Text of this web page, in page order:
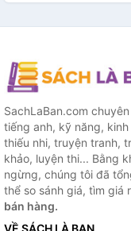
SachLaBan.com
tiếng anh, kỹ năng,
thiếu nhi, truyện tranh,
khảo, luyện thi... Bằng
ngừng, chúng tôi đã
thể so sánh giá, tìm giá
bán hàng.
VỀ SÁCH LÀ BẠN